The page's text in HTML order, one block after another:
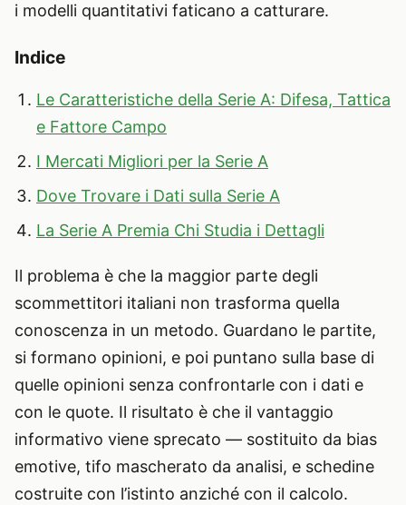
i modelli quantitativi faticano a catturare.
Indice
Le Caratteristiche della Serie A: Difesa, Tattica
e Fattore Campo
I Mercati Migliori per la Serie A
Dove Trovare i Dati sulla Serie A
La Serie A Premia Chi Studia i Dettagli
Il problema è che la maggior parte degli
scommettitori italiani non trasforma quella
conoscenza in un metodo. Guardano le partite,
si formano opinioni, e poi puntano sulla base di
quelle opinioni senza confrontarle con i dati e
con le quote. Il risultato è che il vantaggio
informativo viene sprecato — sostituito da bias
emotive, tifo mascherato da analisi, e schedine
costruite con l’istinto anziché con il calcolo.